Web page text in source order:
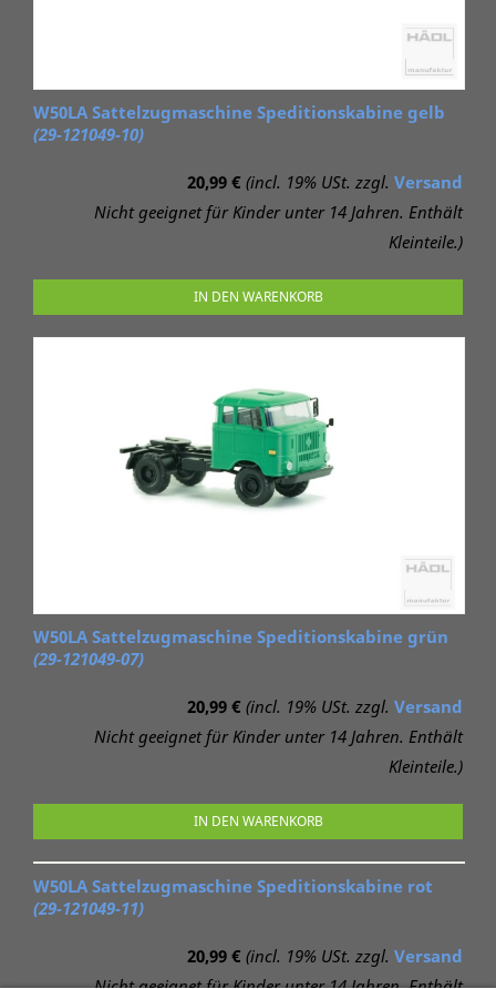
W50LA Sattelzugmaschine Speditionskabine gelb
(29-121049-10)
20,99 € (incl. 19% USt. zzgl. Versand
Nicht geeignet für Kinder unter 14 Jahren. Enthält
Kleinteile.)
IN DEN WARENKORB
W50LA Sattelzugmaschine Speditionskabine grün
(29-121049-07)
20,99 € (incl. 19% USt. zzgl. Versand
Nicht geeignet für Kinder unter 14 Jahren. Enthält
Kleinteile.)
IN DEN WARENKORB
W50LA Sattelzugmaschine Speditionskabine rot
(29-121049-11)
20,99 € (incl. 19% USt. zzgl. Versand